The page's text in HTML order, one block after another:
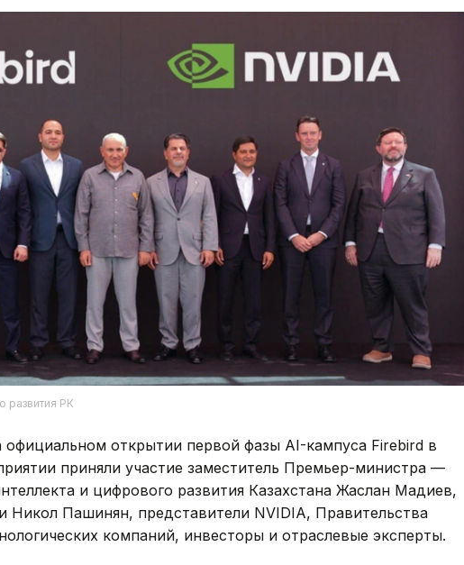
развития РК
официальном открытии первой фазы AI-кампуса Firebird в
приняли участие заместитель Премьер-министра —
и цифрового развития Казахстана Жаслан Мадиев,
Пашинян, представители NVIDIA, Правительства
компаний, инвесторы и отраслевые эксперты.